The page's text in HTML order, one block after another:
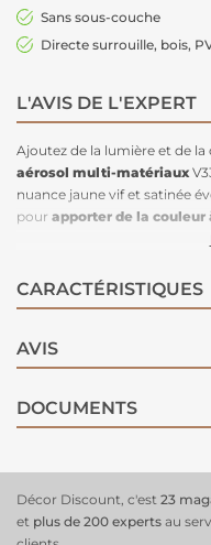
Sans sous-couche
Directe surrouille, bois,
L'AVIS DE L'EXPERT
Ajoutez de la lumière et de
aérosol multi-matériaux
nuance jaune vif et satinée
pour apporter de la
. Cette peinture
PVC, aluminium, zinc, cuivre
peints ou légèrement
surfaces en bois. Grâce à
permet une application
déco, fenêtres, portails ou
CARACTÉRISTIQUES
AVIS
DOCUMENTS
Décor Discount, c'est 23
et plus de 200 experts au